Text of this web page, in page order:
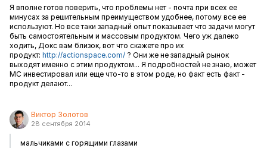
Я вполне готов поверить, что проблемы нет - почта при всех ее
минусах за решительным преимуществом удобнее, потому все ее
используют. Но все таки западный опыт показывает что задачи могут
быть самостоятельным и массовым продуктом. Чего уж далеко
ходить, Докс вам близок, вот что скажете про их
продукт: http://actionspace.com/ ? Они же не западный рынок
выходят именно с этим продуктом... Я подробностей не знаю, может
МС инвестировал или еще что-то в этом роде, но факт есть факт -
продукт делают...
Виктор Золотов
28 сентября 2014
мальчиками с горящими глазами